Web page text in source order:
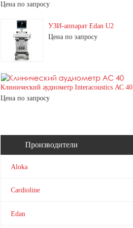
Цена по запросу
УЗИ-аппарат Edan U2
Цена по запросу
Клинический аудиометр Interacoustics АС 40
Цена по запросу
Производители
Aloka
Cardioline
Edan